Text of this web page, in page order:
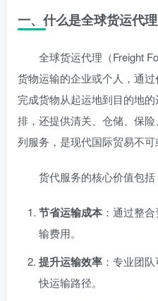
一、什么是全球货运代
全球货运代理（Freight
货物运输的企业或个人，通
完成货物从起运地到目的地
排，还提供清关、仓储、保
列服务，是现代国际贸易不可
货代服务的核心价值包括
节省运输成本：通过整
输费用。
提升运输效率 ：专业团
快运输路径。